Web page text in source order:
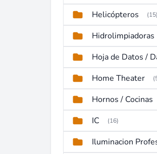
Helicópteros (15)
Hidrolimpiadoras
Hoja de Datos /
Home Theater
Hornos / Cocinas
IC (16)
Iluminacion